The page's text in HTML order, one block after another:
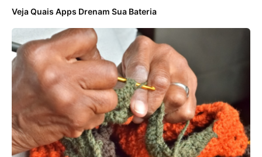
Veja Quais Apps Drenam Sua Bateria